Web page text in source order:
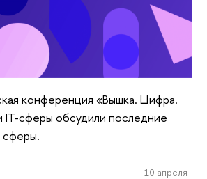
конференция «Вышка. Цифра.
IT-сферы обсудили последние
сферы.
10 апреля